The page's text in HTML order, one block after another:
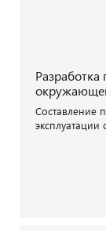
Составление
эксплуатации